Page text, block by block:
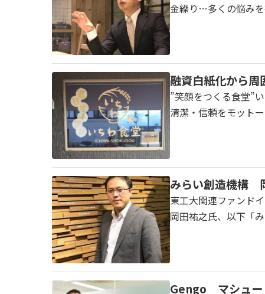
金繰り…多くの悩みを
融資白紙化から周
”笑顔をつくる食堂”
清潔・信頼をモット
みらい創造機構
東工大関連ファンド
岡田祐之氏、以下「
Gengo マシュー